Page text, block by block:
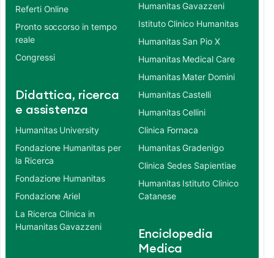
Referti Online
Pronto soccorso in tempo
reale
Congressi
Didattica, ricerca
e assistenza
Humanitas University
Fondazione Humanitas per
la Ricerca
Fondazione Humanitas
Fondazione Ariel
La Ricerca Clinica in
Humanitas Gavazzeni
Humanitas Gavazzeni
Istituto Clinico Humanitas
Humanitas San Pio X
Humanitas Medical Care
Humanitas Mater Domini
Humanitas Castelli
Humanitas Cellini
Clinica Fornaca
Humanitas Gradenigo
Clinica Sedes Sapientiae
Humanitas Istituto Clinico
Catanese
Enciclopedia
Medica